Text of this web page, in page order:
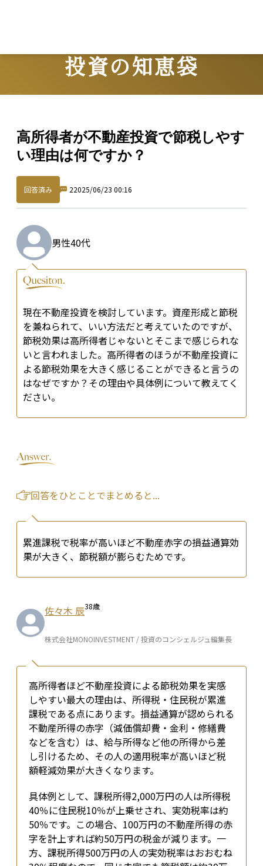
投資の知恵袋
高所得者が不動産投資で節税しやす
い理由は何ですか？
回答済み 22025/06/23 00:16
男性40代
現在不動産投資を検討しています。資産形成と節税
を兼ねられて、いい方法だと考えていたのですが、
節税効果は高所得者じゃないとそこまで感じられな
いと言われました。高所得者のほうが不動産投資に
よる節税効果を大きく感じることができると言うの
はなぜですか？その理由や具体例について教えてく
ださい。
回答をひとことでまとめると...
累進課税で税率が高いほど不動産赤字の損益通算効
果が大きく、節税額が膨らむためです。
佐々木 辰38歳
株式会社MONOINVESTMENT / 投資のコンシェルジュ編集長
高所得者ほど不動産投資による節税効果を実感
しやすい最大の理由は、所得税・住民税が累進
課税である点にあります。損益通算が認められる
不動産所得の赤字（減価償却費・金利・修繕費
などを含む）は、給与所得など他の所得から差
し引けるため、その人の適用税率が高いほど税
額軽減効果が大きくなります。
具体例として、課税所得2,000万円の人は所得税
40％に住民税10％が上乗せされ、実効税率は約
50％です。この場合、100万円の不動産所得の赤
字を計上すれば約50万円の税金が減ります。一
方、課税所得500万円の人の実効税率はおおむね